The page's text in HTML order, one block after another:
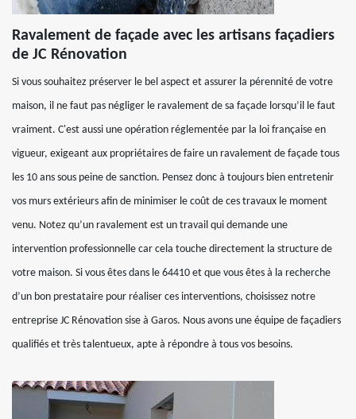
Ravalement de façade avec les artisans façadiers
de JC Rénovation
Si vous souhaitez préserver le bel aspect et assurer la pérennité de votre
maison, il ne faut pas négliger le ravalement de sa façade lorsqu’il le faut
vraiment. C'est aussi une opération réglementée par la loi française en
vigueur, exigeant aux propriétaires de faire un ravalement de façade tous
les 10 ans sous peine de sanction. Pensez donc à toujours bien entretenir
vos murs extérieurs afin de minimiser le coût de ces travaux le moment
venu. Notez qu’un ravalement est un travail qui demande une
intervention professionnelle car cela touche directement la structure de
votre maison. Si vous êtes dans le 64410 et que vous êtes à la recherche
d’un bon prestataire pour réaliser ces interventions, choisissez notre
entreprise JC Rénovation sise à Garos. Nous avons une équipe de façadiers
qualifiés et très talentueux, apte à répondre à tous vos besoins.